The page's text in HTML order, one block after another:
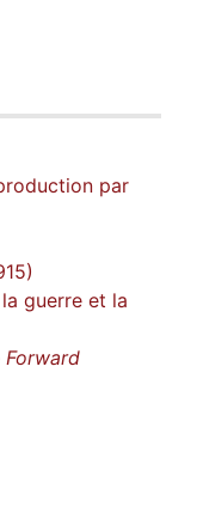
par
guerre et la
Forward